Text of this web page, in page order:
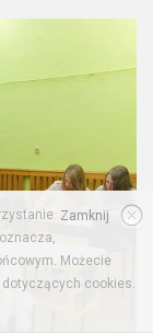
Zamknij
Możecie
cookies.